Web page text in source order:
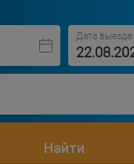
Дата выезда:
Найти